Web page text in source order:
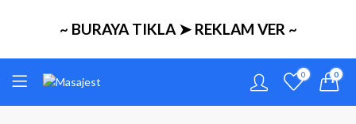
~ BURAYA TIKLA ➤ REKLAM VER ~
0 0